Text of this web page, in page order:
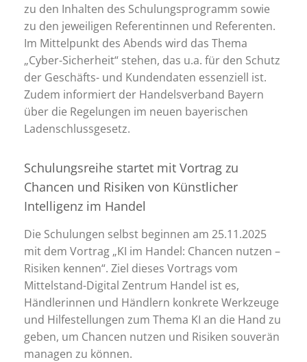
zu den Inhalten des Schulungsprogramm sowie
zu den jeweiligen Referentinnen und Referenten.
Im Mittelpunkt des Abends wird das Thema
„Cyber-Sicherheit“ stehen, das u.a. für den Schutz
der Geschäfts- und Kundendaten essenziell ist.
Zudem informiert der Handelsverband Bayern
über die Regelungen im neuen bayerischen
Ladenschlussgesetz.
Schulungsreihe startet mit Vortrag zu
Chancen und Risiken von Künstlicher
Intelligenz im Handel
Die Schulungen selbst beginnen am 25.11.2025
mit dem Vortrag „KI im Handel: Chancen nutzen –
Risiken kennen“. Ziel dieses Vortrags vom
Mittelstand-Digital Zentrum Handel ist es,
Händlerinnen und Händlern konkrete Werkzeuge
und Hilfestellungen zum Thema KI an die Hand zu
geben, um Chancen nutzen und Risiken souverän
managen zu können.